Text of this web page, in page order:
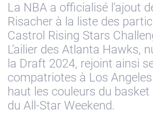
La NBA a officialisé l'ajout
Risacher à la liste des
Castrol Rising Stars
L’ailier des Atlanta Hawks,
la Draft 2024, rejoint ainsi
compatriotes à Los
haut les couleurs du
du All-Star Weekend.